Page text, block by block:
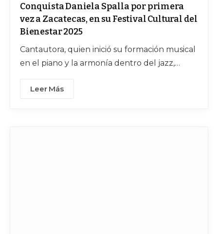
Conquista Daniela Spalla por primera
vez a Zacatecas, en su Festival Cultural del
Bienestar 2025
Cantautora, quien inició su formación musical
en el piano y la armonía dentro del jazz,
Leer Más